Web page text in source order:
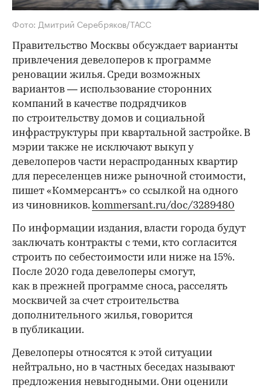
Фото: Дмитрий Серебряков/ТАСС
Правительство Москвы обсуждает варианты
привлечения девелоперов к программе
реновации жилья. Среди возможных
вариантов — использование сторонних
компаний в качестве подрядчиков
по строительству домов и социальной
инфраструктуры при квартальной застройке. В
мэрии также не исключают выкуп у
девелоперов части нераспроданных квартир
для переселенцев ниже рыночной стоимости,
пишет «Коммерсантъ» со ссылкой на одного
из чиновников. kommersant.ru/doc/3289480
По информации издания, власти города будут
заключать контракты с теми, кто согласится
строить по себестоимости или ниже на 15%.
После 2020 года девелоперы смогут,
как в прежней программе сноса, расселять
москвичей за счет строительства
дополнительного жилья, говорится
в публикации.
Девелоперы относятся к этой ситуации
нейтрально, но в частных беседах называют
предложения невыгодными. Они оценили